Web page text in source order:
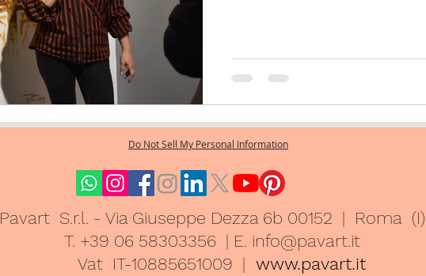
Do Not Sell My Personal Information
Pavart S.r.l. - Via Giuseppe Dezza 6b 00152 | Roma (I)
T. +39 06 58303356 | E. info@pavart.it
Vat IT-10885651009 | www.pavart.it